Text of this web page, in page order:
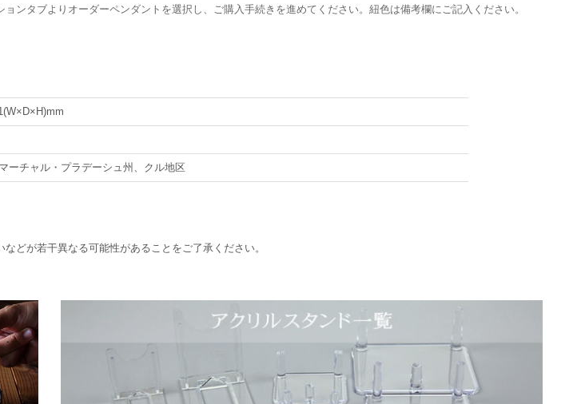
ンタブよりオーダーペンダントを選択し、ご購入手続きを進めてください。紐色は備考欄にご記入ください。
ーチャル・プラデーシュ州、クル地区
どが若干異なる可能性があることをご了承ください。